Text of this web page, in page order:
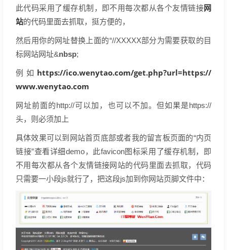
此代码采用了缓存机制，即不用每次都从各个友情链接网
站的代码里面去抓取，挺方便的，
然后用你的网址替换上面的“//XXXXX部分为需要获取的目
标网站网址&nbsp;
例如 https://ico.wenytao.com/get.php?url=https://
www.wenytao.com
网址前面的http://可以加，也可以不加。但如果是https://
头，则必须加上
具体效果可以到网站首页底部或者我的留言板页面的“内页
链接”查看详细demo，此favicon图标采用了缓存机制，即
不用每次都从各个友情链接网站的代码里面去抓取，代码
只需要一小段js就行了，把这段js加到你网站页脚文件中：